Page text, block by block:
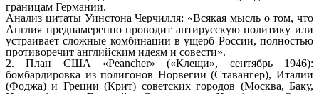
границам Германии.
Анализ цитаты Уинстона Черчилля: «Всякая мысль о том, что
Англия преднамеренно проводит антирусскую политику или
устраивает сложные комбинации в ущерб России, полностью
противоречит английским идеям и совести».
2. План США «Peancher» («Клещи», сентябрь 1946):
бомбардировка из полигонов Норвегии (Ставангер), Италии
(Фоджа) и Греции (Крит) советских городов (Москва, Баку,